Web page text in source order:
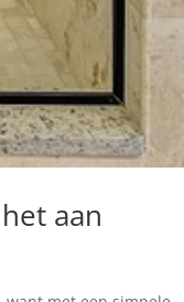
aan